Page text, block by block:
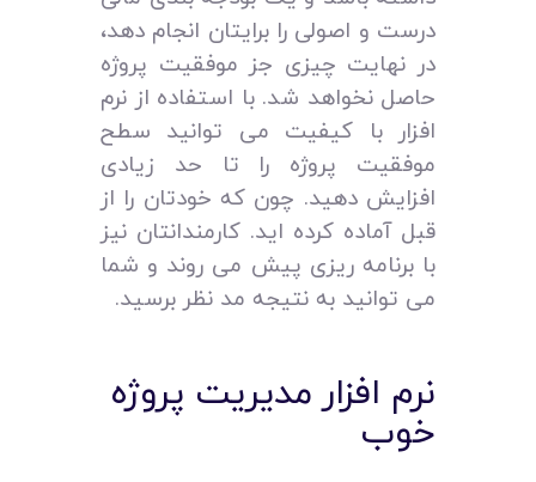
درست و اصولی را برایتان انجام دهد،
در نهایت چیزی جز موفقیت پروژه
حاصل نخواهد شد. با استفاده از نرم
افزار با کیفیت می‌ توانید سطح
موفقیت پروژه را تا حد زیادی
افزایش دهید. چون که خودتان را از
قبل آماده کرده‌ اید. کارمندانتان نیز
با برنامه‌ ریزی پیش می‌ روند و شما
می‌ توانید به نتیجه مد نظر برسید.
نرم افزار مدیریت پروژه
خوب